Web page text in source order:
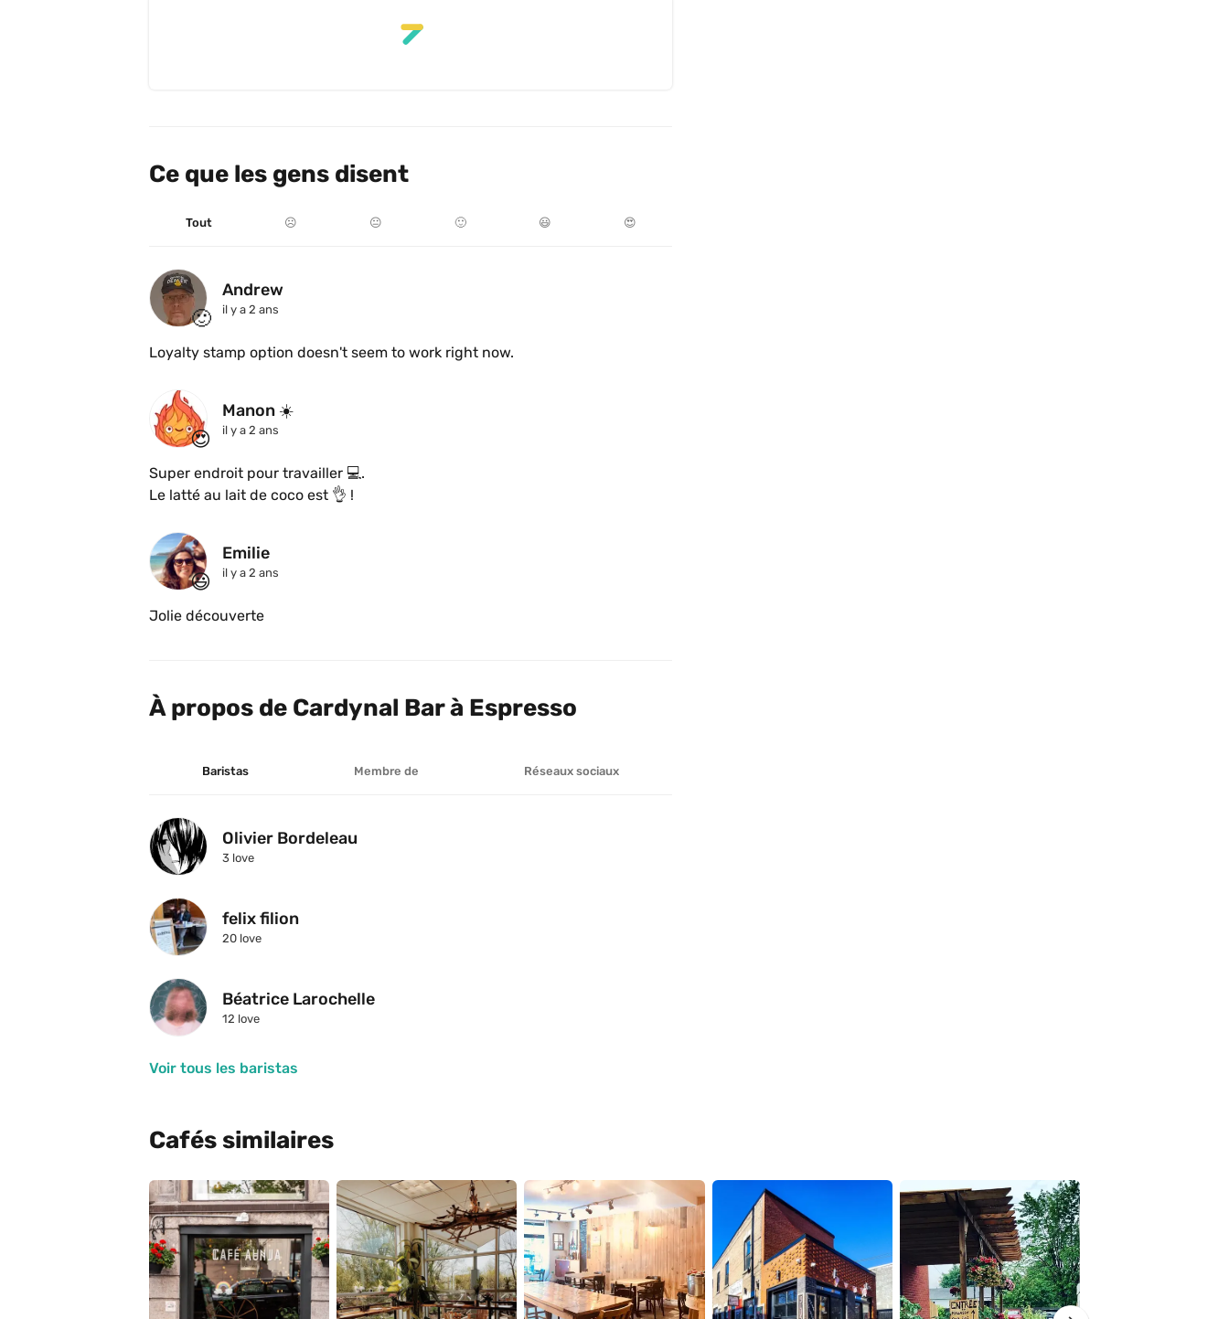
Ce que les gens disent
Tout ☹️ 😐 🙂 😃 😍
🙂
Andrew
il y a 2 ans
Loyalty stamp option doesn't seem to work right now.
😍
Manon ☀️
il y a 2 ans
Super endroit pour travailler 💻.
Le latté au lait de coco est 👌 !
😃
Emilie
il y a 2 ans
Jolie découverte
À propos de Cardynal Bar à Espresso
Baristas Membre de Réseaux sociaux
Olivier Bordeleau
3 love
felix filion
20 love
Béatrice Larochelle
12 love
Voir tous les baristas
Cafés similaires